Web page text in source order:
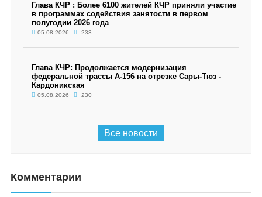
Глава КЧР : Более 6100 жителей КЧР приняли участие
в программах содействия занятости в первом
полугодии 2026 года
05.08.2026 233
Глава КЧР: Продолжается модернизация
федеральной трассы А-156 на отрезке Сары-Тюз -
Кардоникская
05.08.2026 230
Все новости
Комментарии